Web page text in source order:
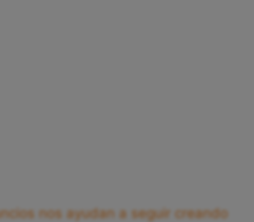
nos ayudan a seguir creando